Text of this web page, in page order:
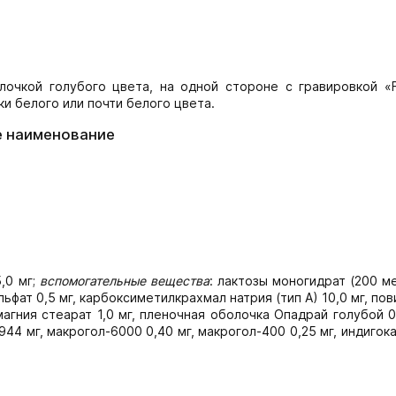
голубого цвета, на одной стороне с гравировкой
белого или почти белого цвета.
наименование
мг; вспомогательные вещества: лактозы моногидрат (200
0,5 мг, карбоксиметилкрахмал натрия (тип А) 10,0 мг,
стеарат 1,0 мг, пленочная оболочка Опадрай голубой
мг, макрогол-6000 0,40 мг, макрогол-400 0,25 мг,